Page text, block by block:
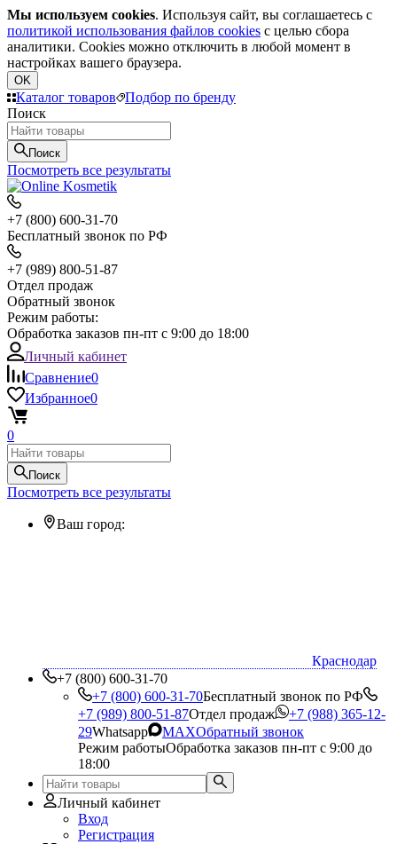
Мы используем cookies. Используя сайт, вы соглашаетесь с
политикой использования файлов cookies с целью сбора
аналитики. Cookies можно отключить в любой момент в
настройках вашего браузера.
OK
Каталог товаров
Подбор по бренду
Поиск
Поиск
Посмотреть все результаты
+7 (800) 600-31-70
Бесплатный звонок по РФ
+7 (989) 800-51-87
Отдел продаж
Обратный звонок
Режим работы:
Обработка заказов пн-пт с 9:00 до 18:00
Личный кабинет
Сравнение0
Избранное0
0
Поиск
Посмотреть все результаты
Ваш город:
Краснодар
+7 (800) 600-31-70
+7 (800) 600-31-70Бесплатный звонок по РФ
+7 (989) 800-51-87Отдел продаж
+7 (988) 365-12-
29Whatsapp MAXОбратный звонок
Режим работыОбработка заказов пн-пт с 9:00 до
18:00
Личный кабинет
Вход
Регистрация